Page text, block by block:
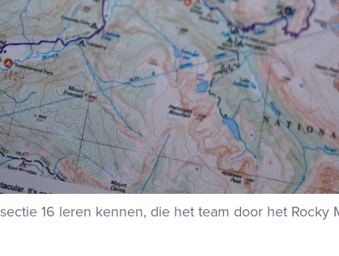
16 leren kennen, die het team door het Rocky